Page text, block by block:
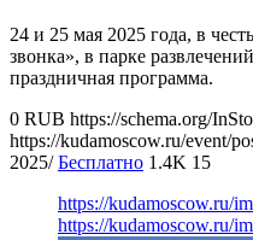
24 и 25 мая 2025 года, в
звонка», в парке
праздничная программа.
0 RUB https://schema.org/
https://kudamoscow.ru/event/
2025/ Бесплатно 1.4K 15
https://kudamoscow.ru/
https://kudamoscow.ru/